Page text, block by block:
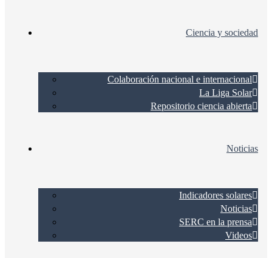
Ciencia y sociedad
Colaboración nacional e internacional
La Liga Solar
Repositorio ciencia abierta
Noticias
Indicadores solares
Noticias
SERC en la prensa
Videos